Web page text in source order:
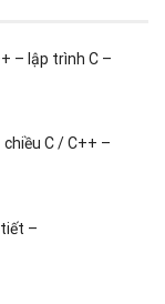
– lập trình C –
C / C++ –
–